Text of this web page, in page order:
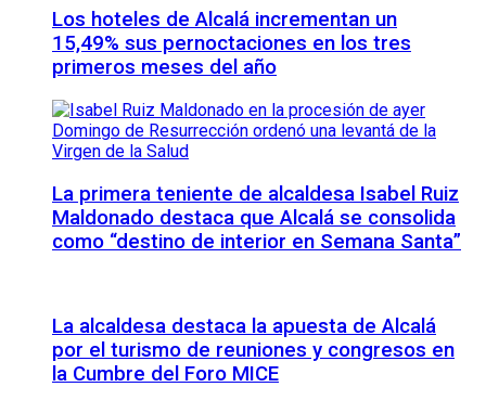
Los hoteles de Alcalá incrementan un
15,49% sus pernoctaciones en los tres
primeros meses del año
La primera teniente de alcaldesa Isabel Ruiz
Maldonado destaca que Alcalá se consolida
como “destino de interior en Semana Santa”
La alcaldesa destaca la apuesta de Alcalá
por el turismo de reuniones y congresos en
la Cumbre del Foro MICE